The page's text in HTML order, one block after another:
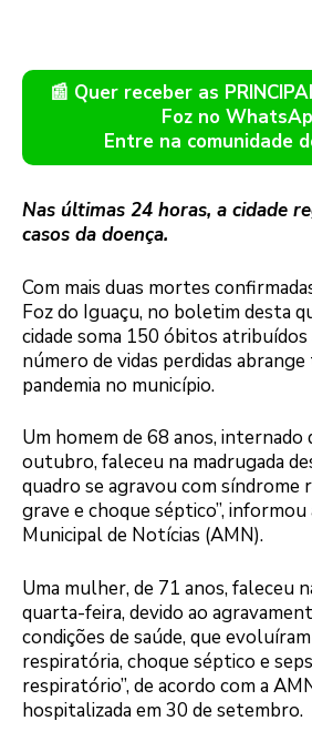
📰 Quer receber as
Foz no
Entre na comunidade
Nas últimas 24 horas, a cidade
casos da doença.
Com mais duas mortes
Foz do Iguaçu, no boletim desta
cidade soma 150 óbitos atribuídos
número de vidas perdidas
pandemia no município.
Um homem de 68 anos, internado
outubro, faleceu na madrugada
quadro se agravou com síndrome
grave e choque séptico”, informou
Municipal de Notícias (AMN).
Uma mulher, de 71 anos, faleceu
quarta-feira, devido ao
condições de saúde, que
respiratória, choque séptico e
respiratório”, de acordo com a
hospitalizada em 30 de setembro.